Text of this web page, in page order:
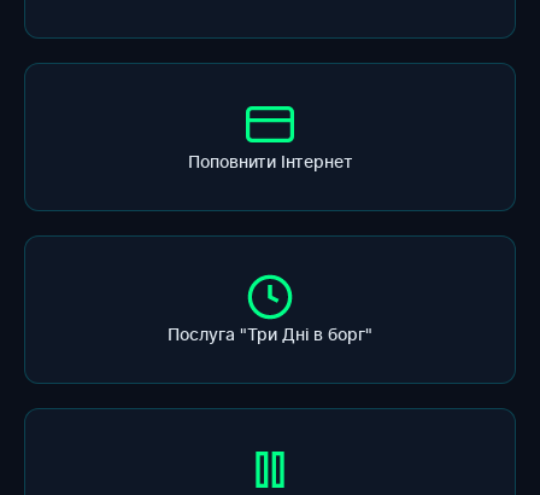
Поповнити Інтернет
Послуга "Три Дні в борг"